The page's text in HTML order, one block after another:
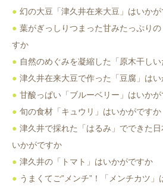
幻の大豆「津久井在来大豆」はいか
葉がぎっしりつまった甘みたっぷり
すか
自然のめぐみを凝縮した「原木干し
津久井在来大豆で作った「豆腐」は
甘酸っぱい「ブルーベリー」はいか
旬の食材「キュウリ」はいかがですか
津久井で採れた「はるみ」でできた
いかがですか
津久井の「トマト」はいかがですか
うまくてご”メンチ”！「メンチカツ」